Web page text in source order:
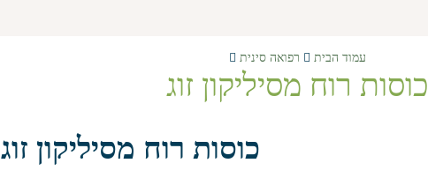
עמוד הבית רפואה סינית
כוסות רוח מסיליקון זוג
כוסות רוח מסיליקון זוג